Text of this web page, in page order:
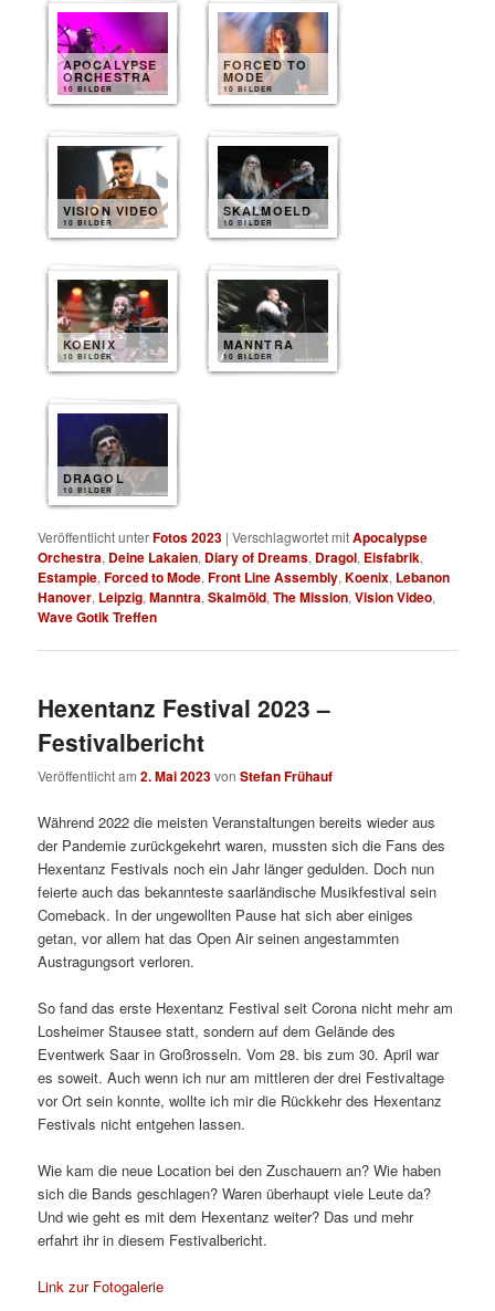
APOCALYPSE
ORCHESTRA
10 BILDER
FORCED TO
MODE
10 BILDER
VISION VIDEO
10 BILDER
SKALMOELD
10 BILDER
KOENIX
10 BILDER
MANNTRA
10 BILDER
DRAGOL
10 BILDER
Veröffentlicht unterFotos 2023 |Verschlagwortet mitApocalypse
Orchestra, Deine Lakaien, Diary of Dreams, Dragol, Eisfabrik,
Estampie,Forced to Mode,Front Line Assembly,Koenix, Lebanon
Hanover, Leipzig,Manntra,Skalmöld,The Mission,Vision Video,
Wave Gotik Treffen
Hexentanz Festival 2023 –
Festivalbericht
Veröffentlicht am2. Mai 2023vonStefan Frühauf
Während 2022 die meisten Veranstaltungen bereits wieder aus
der Pandemie zurückgekehrt waren, mussten sich die Fans des
Hexentanz Festivals noch ein Jahr länger gedulden. Doch nun
feierte auch das bekannteste saarländische Musikfestival sein
Comeback. In der ungewollten Pause hat sich aber einiges
getan, vor allem hat das Open Air seinen angestammten
Austragungsort verloren.
So fand das erste Hexentanz Festival seit Corona nicht mehr am
Losheimer Stausee statt, sondern auf dem Gelände des
Eventwerk Saar in Großrosseln. Vom 28. bis zum 30. April war
es soweit. Auch wenn ich nur am mittleren der drei Festivaltage
vor Ort sein konnte, wollte ich mir die Rückkehr des Hexentanz
Festivals nicht entgehen lassen.
Wie kam die neue Location bei den Zuschauern an? Wie haben
sich die Bands geschlagen? Waren überhaupt viele Leute da?
Und wie geht es mit dem Hexentanz weiter? Das und mehr
erfahrt ihr in diesem Festivalbericht.
Link zur Fotogalerie